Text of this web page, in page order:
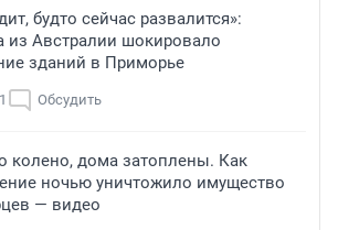
будто сейчас развалится»:
из Австралии шокировало
зданий в Приморье
Обсудить
колено, дома затоплены. Как
ночью уничтожило имущество
— видео